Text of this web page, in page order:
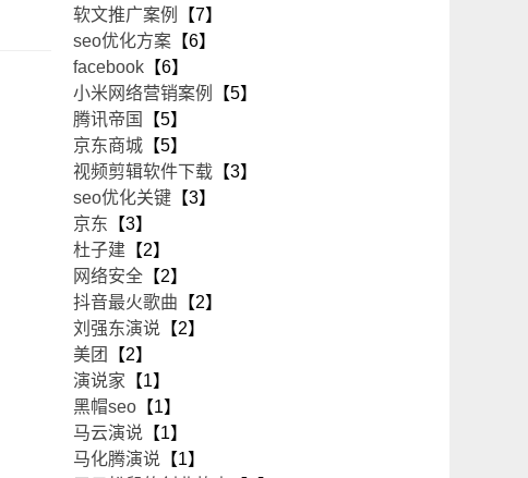
软文推广案例
【7】
seo优化方案 【6】
facebook 【6】
小米网络营销案例
【5】
腾讯帝国
【5】
京东商城 【5】
视频剪辑软件下载 【3】
seo优化关键 【3】
京东 【3】
杜子建 【2】
网络安全 【2】
抖音最火歌曲 【2】
刘强东演说 【2】
美团
【2】
演说家 【1】
黑帽seo 【1】
马云演说 【1】
马化腾演说 【1】